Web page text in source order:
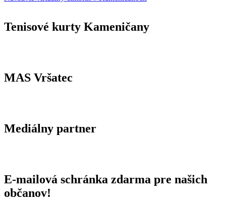
Tenisové kurty Kameničany
MAS Vršatec
Mediálny partner
E-mailová schránka zdarma pre našich
občanov!